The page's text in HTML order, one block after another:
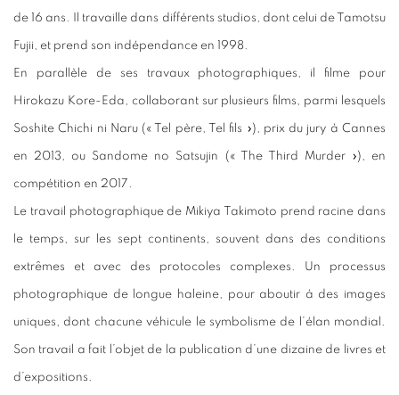
de 16 ans. Il travaille dans différents studios, dont celui de Tamotsu
Fujii, et prend son indépendance en 1998.
En parallèle de ses travaux photographiques, il filme pour
Hirokazu Kore-Eda, collaborant sur plusieurs films, parmi lesquels
Soshite Chichi ni Naru (« Tel père, Tel fils »), prix du jury à Cannes
en 2013, ou Sandome no Satsujin (« The Third Murder »), en
compétition en 2017.
Le travail photographique de Mikiya Takimoto prend racine dans
le temps, sur les sept continents, souvent dans des conditions
extrêmes et avec des protocoles complexes. Un processus
photographique de longue haleine, pour aboutir à des images
uniques, dont chacune véhicule le symbolisme de l’élan mondial.
Son travail a fait l’objet de la publication d’une dizaine de livres et
d’expositions.